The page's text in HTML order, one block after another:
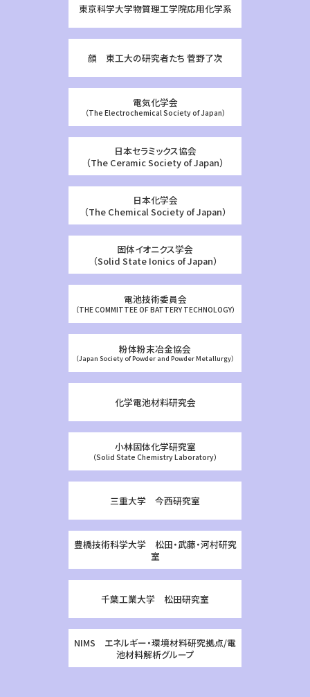
東京科学大学物質理工学院応用化学系
顔 東工大の研究者たち 菅野了次
電気化学会
（The Electrochemical Society of Japan）
日本セラミックス協会
（The Ceramic Society of Japan）
日本化学会
（The Chemical Society of Japan）
固体イオニクス学会
（Solid State Ionics of Japan）
電池技術委員会
（THE COMMITTEE OF BATTERY TECHNOLOGY）
粉体粉末冶金協会
（Japan Society of Powder and Powder Metallurgy）
化学電池材料研究会
小林固体化学研究室
（Solid State Chemistry Laboratory）
三重大学 今西研究室
豊橋技術科学大学 松田・武藤・河村研究
室
千葉工業大学 松田研究室
NIMS エネルギー・環境材料研究拠点/電
池材料解析グループ